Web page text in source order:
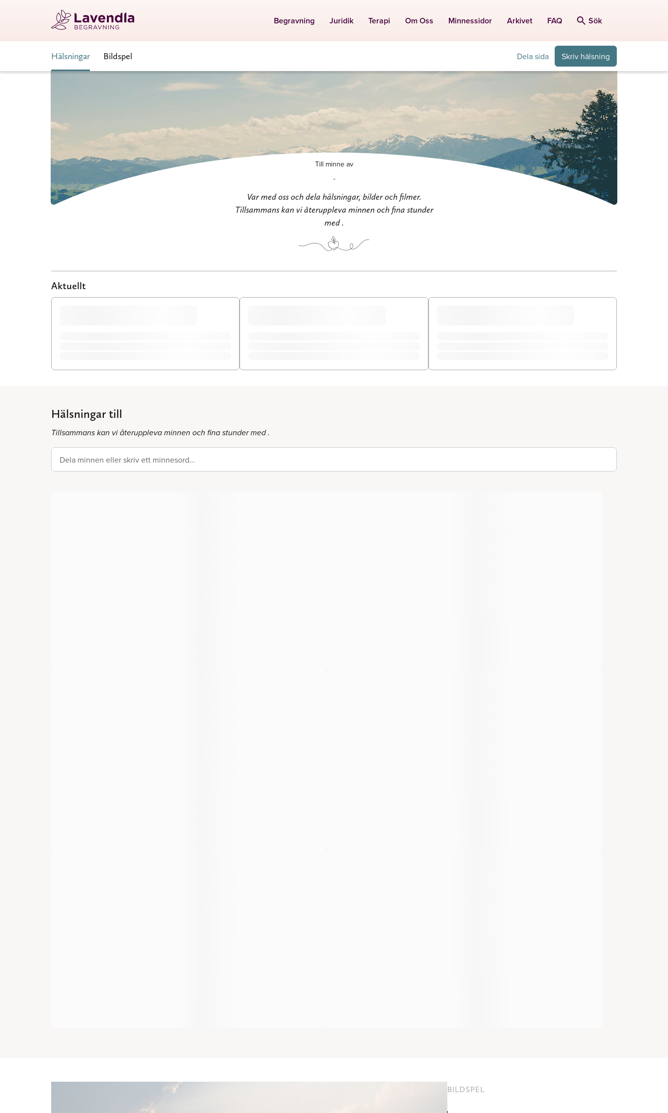
Begravning Juridik Terapi Om Oss Minnessidor Arkivet FAQ Sök
Hälsningar Bildspel Dela sida Skriv hälsning
Till minne av
-
Var med oss och dela hälsningar, bilder och filmer.
Tillsammans kan vi återuppleva minnen och fina stunder
med .
Aktuellt
Hälsningar till
Tillsammans kan vi återuppleva minnen och fina stunder med .
Dela minnen eller skriv ett minnesord…
BILDSPEL